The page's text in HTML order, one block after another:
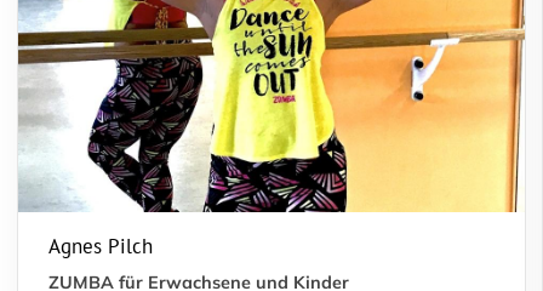
Agnes Pilch
ZUMBA für Erwachsene und Kinder